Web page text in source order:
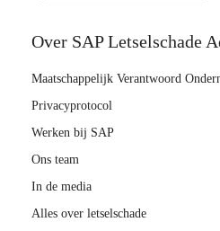
Over SAP Letselschade
Maatschappelijk Verantwoord
Privacyprotocol
Werken bij SAP
Ons team
In de media
Alles over letselschade